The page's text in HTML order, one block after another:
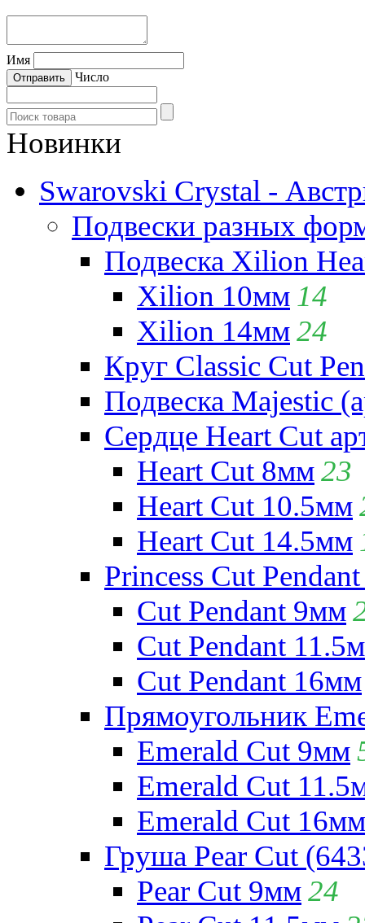
Имя
Число
Новинки
Swarovski Crystal -
Подвески разных
Подвеска Xilion
Xilion 10мм 14
Xilion 14мм24
Круг Classic Cut
Подвеска Majestic
Сердце Heart Cut
Heart Cut 8мм23
Heart Cut 10.5мм
Heart Cut 14.5мм
Princess Cut
Cut Pendant 9мм
Cut Pendant
Cut Pendant 16мм
Прямоугольник
Emerald Cut 9мм
Emerald Cut
Emerald Cut 16мм
Груша Pear Cut
Pear Cut 9мм24